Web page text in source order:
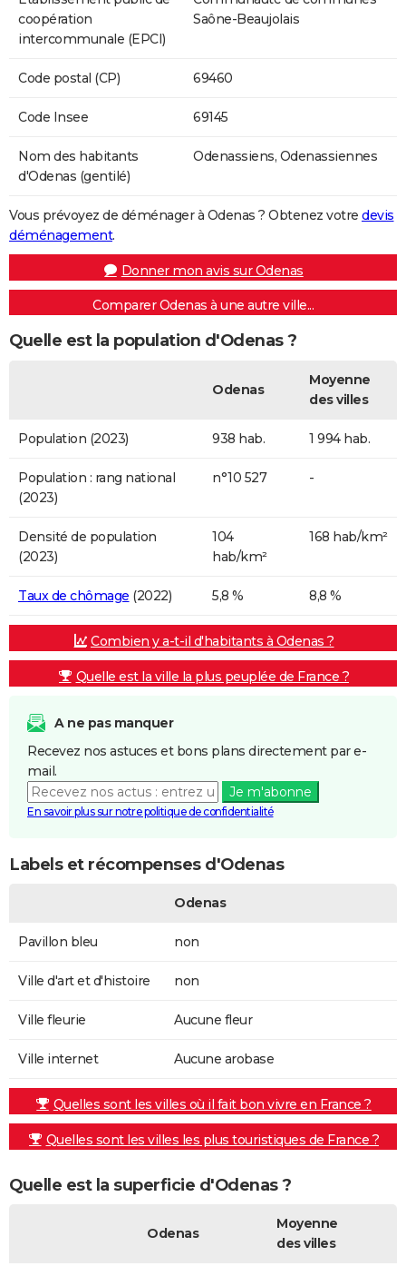
coopération
intercommunale (EPCI)
Saône-Beaujolais
Code postal (CP) 69460
Code Insee 69145
Nom des habitants
d'Odenas (gentilé)
Odenassiens, Odenassiennes
Vous prévoyez de déménager à Odenas ? Obtenez votre devis
déménagement.
Donner mon avis sur Odenas
Comparer Odenas à une autre ville...
Quelle est la population d'Odenas ?
Odenas
Moyenne
des villes
Population (2023) 938 hab. 1 994 hab.
Population : rang national
(2023)
n°10 527 -
Densité de population
(2023)
104
hab/km²
168 hab/km²
Taux de chômage (2022) 5,8 % 8,8 %
Combien y a-t-il d'habitants à Odenas ?
Quelle est la ville la plus peuplée de France ?
A ne pas manquer
Recevez nos astuces et bons plans directement par e-
mail.
Je m'abonne
En savoir plus sur notre politique de confidentialité
Labels et récompenses d'Odenas
Odenas
Pavillon bleu non
Ville d'art et d'histoire non
Ville fleurie Aucune fleur
Ville internet Aucune arobase
Quelles sont les villes où il fait bon vivre en France ?
Quelles sont les villes les plus touristiques de France ?
Quelle est la superficie d'Odenas ?
Odenas
Moyenne
des villes